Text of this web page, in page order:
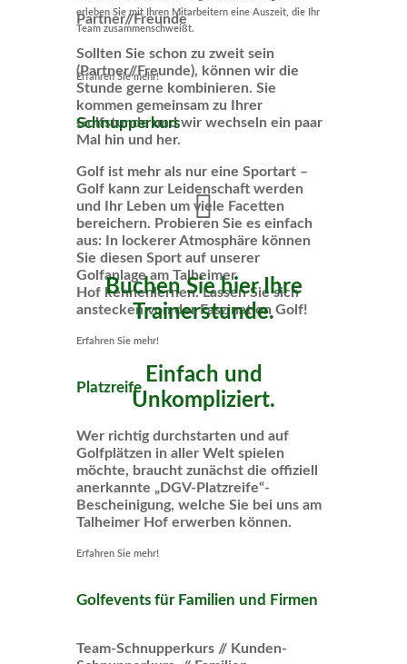
Partner//Freunde
Sollten Sie schon zu zweit sein
(Partner//Freunde), können wir die
Stunde gerne kombinieren. Sie
kommen gemeinsam zu Ihrer
Golfstunde und wir wechseln ein paar
Mal hin und her.
Buchen Sie hier Ihre
Trainerstunde.
Einfach und
Unkompliziert.
erleben Sie mit Ihren Mitarbeitern eine Auszeit, die Ihr
Team zusammenschweißt.
Erfahren Sie mehr!
Schnupperkurs
Golf ist mehr als nur eine Sportart –
Golf kann zur Leidenschaft werden
und Ihr Leben um viele Facetten
bereichern. Probieren Sie es einfach
aus: In lockerer Atmosphäre können
Sie diesen Sport auf unserer
Golfanlage am Talheimer
Hof kennenlernen. Lassen Sie sich
anstecken von der Faszination Golf!
Erfahren Sie mehr!
Platzreife
Wer richtig durchstarten und auf
Golfplätzen in aller Welt spielen
möchte, braucht zunächst die offiziell
anerkannte „DGV-Platzreife“-
Bescheinigung, welche Sie bei uns am
Talheimer Hof erwerben können.
Erfahren Sie mehr!
Golfevents für Familien und Firmen
Team-Schnupperkurs // Kunden-